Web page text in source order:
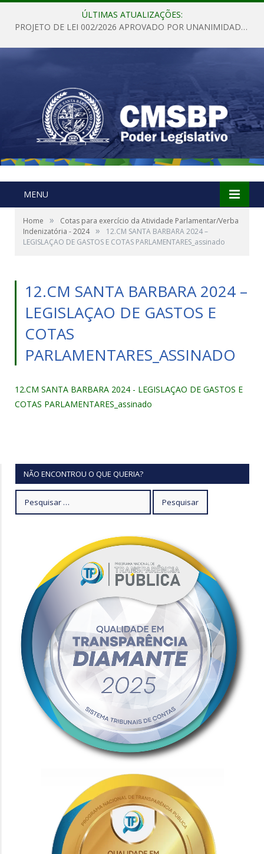
ÚLTIMAS ATUALIZAÇÕES:
PROJETO DE LEI 002/2026 APROVADO POR UNANIMIDADE EM SESSÃO ORDINÁRIA NESTA QUINTA – FEIRA 28 DE MAIO DE 2026
MENU
Home »
Cotas para exercício da Atividade Parlamentar/Verba
Indenizatória - 2024 »
12.CM SANTA BARBARA 2024 –
LEGISLAÇAO DE GASTOS E COTAS PARLAMENTARES_assinado
12.CM SANTA BARBARA 2024 –
LEGISLAÇAO DE GASTOS E
COTAS
PARLAMENTARES_ASSINADO
12.CM SANTA BARBARA 2024 - LEGISLAÇAO DE GASTOS E
COTAS PARLAMENTARES_assinado
NÃO ENCONTROU O QUE QUERIA?